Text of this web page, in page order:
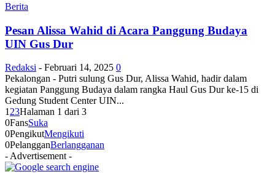
Berita
Pesan Alissa Wahid di Acara Panggung Budaya
UIN Gus Dur
Redaksi - Februari 14, 2025 0
Pekalongan - Putri sulung Gus Dur, Alissa Wahid, hadir dalam
kegiatan Panggung Budaya dalam rangka Haul Gus Dur ke-15 di
Gedung Student Center UIN...
1 23Halaman 1 dari 3
0FansSuka
0PengikutMengikuti
0PelangganBerlangganan
- Advertisement -